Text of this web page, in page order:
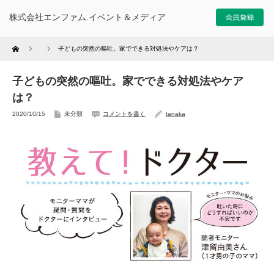
株式会社エンファム.イベント＆メディア
Home 子どもの突然の嘔吐。家でできる対処法やケアは？
子どもの突然の嘔吐。家でできる対処法やケア
は？
2020/10/15 未分類 コメントを書く tanaka